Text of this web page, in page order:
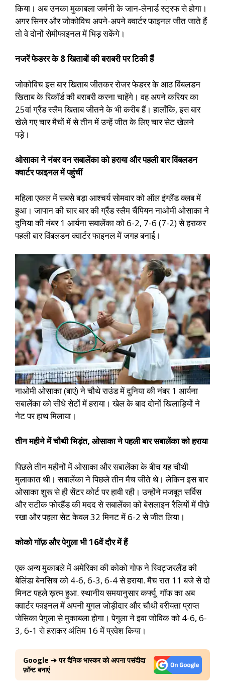
किया। अब उनका मुकाबला जर्मनी के जान-लेनार्ड स्ट्रफ से होगा।
अगर सिनर और जोकोविच अपने-अपने क्वार्टर फाइनल जीत जाते हैं
तो वे दोनों सेमीफाइनल में भिड़ सकेंगे।
नजरें फेडरर के 8 खिताबों की बराबरी पर टिकी हैं
जोकोविच इस बार खिताब जीतकर रोजर फेडरर के आठ विंबलडन
खिताब के रिकॉर्ड की बराबरी करना चाहेंगे। वह अपने करियर का
25वां ग्रैंड स्लैम खिताब जीतने के भी करीब हैं। हालाँकि, इस बार
खेले गए चार मैचों में से तीन में उन्हें जीत के लिए चार सेट खेलने
पड़े।
ओसाका ने नंबर वन सबालेंका को हराया और पहली बार विंबलडन
क्वार्टर फाइनल में पहुंचीं
महिला एकल में सबसे बड़ा आश्चर्य सोमवार को ऑल इंग्लैंड क्लब में
हुआ। जापान की चार बार की ग्रैंड स्लैम चैंपियन नाओमी ओसाका ने
दुनिया की नंबर 1 आर्यना सबालेंका को 6-2, 7-6 (7-2) से हराकर
पहली बार विंबलडन क्वार्टर फाइनल में जगह बनाई।
नाओमी ओसाका (बाएं) ने चौथे राउंड में दुनिया की नंबर 1 आर्यना
सबालेंका को सीधे सेटों में हराया। खेल के बाद दोनों खिलाड़ियों ने
नेट पर हाथ मिलाया।
तीन महीने में चौथी भिड़ंत, ओसाका ने पहली बार सबालेंका को हराया
पिछले तीन महीनों में ओसाका और सबालेंका के बीच यह चौथी
मुलाकात थी। सबालेंका ने पिछले तीन मैच जीते थे। लेकिन इस बार
ओसाका शुरू से ही सेंटर कोर्ट पर हावी रही। उन्होंने मजबूत सर्विस
और सटीक फोरहैंड की मदद से सबालेंका को बेसलाइन रैलियों में पीछे
रखा और पहला सेट केवल 32 मिनट में 6-2 से जीत लिया।
कोको गॉफ़ और पेगुला भी 16वें दौर में हैं
एक अन्य मुकाबले में अमेरिका की कोको गोफ ने स्विट्जरलैंड की
बेलिंडा बेनसिच को 4-6, 6-3, 6-4 से हराया. मैच रात 11 बजे से दो
मिनट पहले ख़त्म हुआ. स्थानीय समयानुसार कर्फ्यू. गॉफ का अब
क्वार्टर फाइनल में अपनी युगल जोड़ीदार और चौथी वरीयता प्राप्त
जेसिका पेगुला से मुकाबला होगा। पेगुला ने इवा जोविक को 4-6, 6-
3, 6-1 से हराकर अंतिम 16 में प्रवेश किया।
Google ➔ पर दैनिक भास्कर को अपना पसंदीदा
फ़ॉन्ट बनाएं